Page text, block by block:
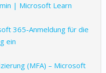
| Microsoft Learn
365-Anmeldung für die
ein
(MFA) – Microsoft